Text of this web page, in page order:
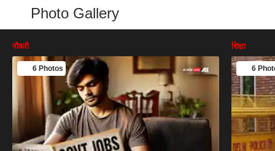
Photo Gallery
नौकरी
6 Photos
शिक्षा
6